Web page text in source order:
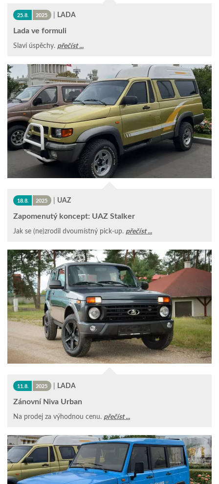
25.8. 2025 | LADA
Lada ve formuli
Slaví úspěchy. přečíst ...
18.8. 2025 | UAZ
Zapomenutý koncept: UAZ Stalker
Jak se (ne)zrodil dvoumístný pick-up. přečíst ...
11.8. 2025 | LADA
Zánovní Niva Urban
Na prodej za výhodnou cenu. přečíst ...